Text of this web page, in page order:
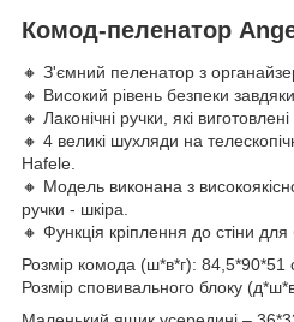
Комод-пеленатор
🔸 З'ємний пеленатор з
🔸 Високий рівень безпеки
🔸 Лаконічні ручки, які
🔸 4 великі шухляди на
Hafele.
🔸 Модель виконана з
ручки - шкіра.
🔸 Функція кріплення до стіни
Розмір комода (ш*в*г): 84,5*90*51
Розмір сповивального блоку